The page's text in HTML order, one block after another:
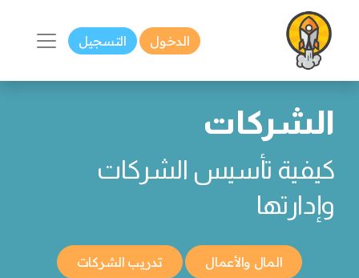
الدخول التسجيل
الشركات
كيفية تأسيس الشركات
وإدارتها
المال والأعمال تدريب الشركات